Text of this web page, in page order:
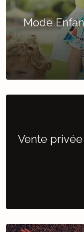
Mode
Vente